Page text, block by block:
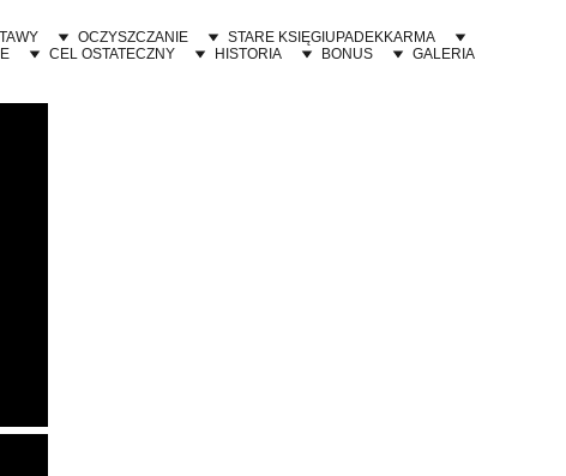
OCZYSZCZANIE STARE KSIĘGI UPADEKKARMA
CEL OSTATECZNY HISTORIA BONUS GALERIA